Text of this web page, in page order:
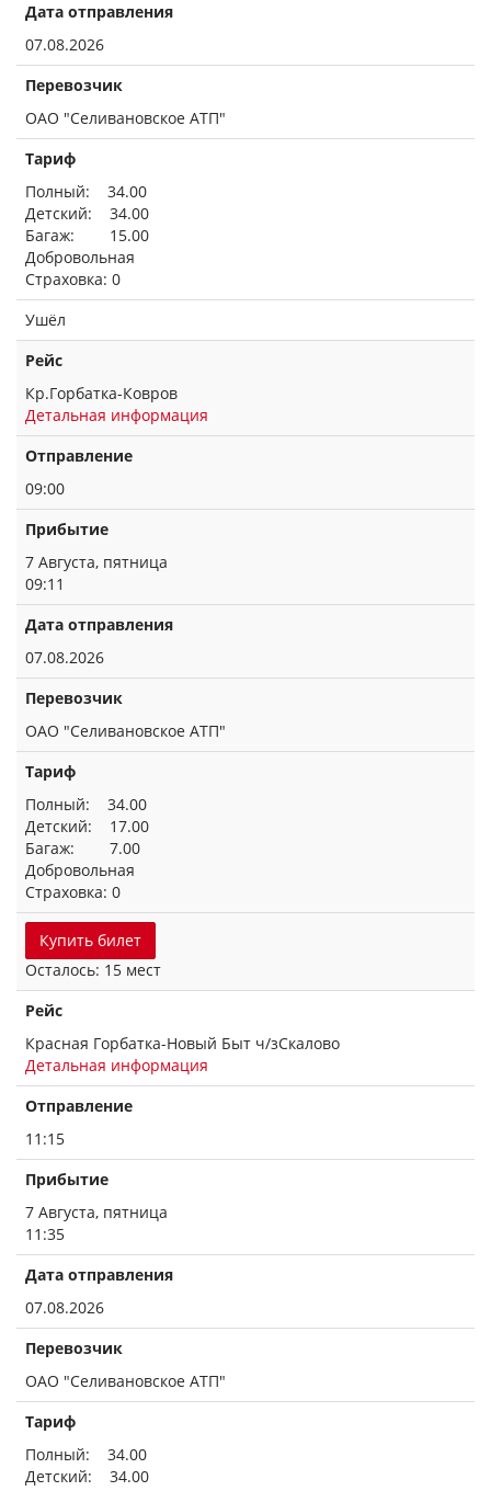
Дата отправления
07.08.2026
Перевозчик
ОАО "Селивановское АТП"
Тариф
Полный: 34.00
Детский: 34.00
Багаж: 15.00
Добровольная
Страховка: 0
Ушёл
Рейс
Кр.Горбатка-Ковров
Детальная информация
Отправление
09:00
Прибытие
7 Августа, пятница
09:11
Дата отправления
07.08.2026
Перевозчик
ОАО "Селивановское АТП"
Тариф
Полный: 34.00
Детский: 17.00
Багаж: 7.00
Добровольная
Страховка: 0
Купить билет
Осталось: 15 мест
Рейс
Красная Горбатка-Новый Быт ч/зСкалово
Детальная информация
Отправление
11:15
Прибытие
7 Августа, пятница
11:35
Дата отправления
07.08.2026
Перевозчик
ОАО "Селивановское АТП"
Тариф
Полный: 34.00
Детский: 34.00